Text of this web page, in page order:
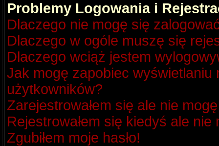
Problemy Logowania i
Dlaczego nie mogę się
Dlaczego w ogóle muszę się
Dlaczego wciąż jestem
Jak mogę zapobiec
użytkowników?
Zarejestrowałem się ale nie
Rejestrowałem się kiedyś ale
Zgubiłem moje hasło!